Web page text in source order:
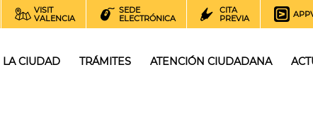
VISIT
VALENCIA
SEDE
ELECTRÓNICA
CITA
PREVIA
LA CIUDAD TRÁMITES ATENCIÓN CIUDADANA